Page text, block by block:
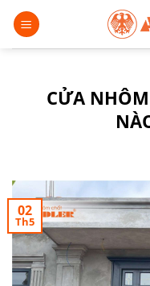
Chuyển
đến
nội
CỬA
02
Th5